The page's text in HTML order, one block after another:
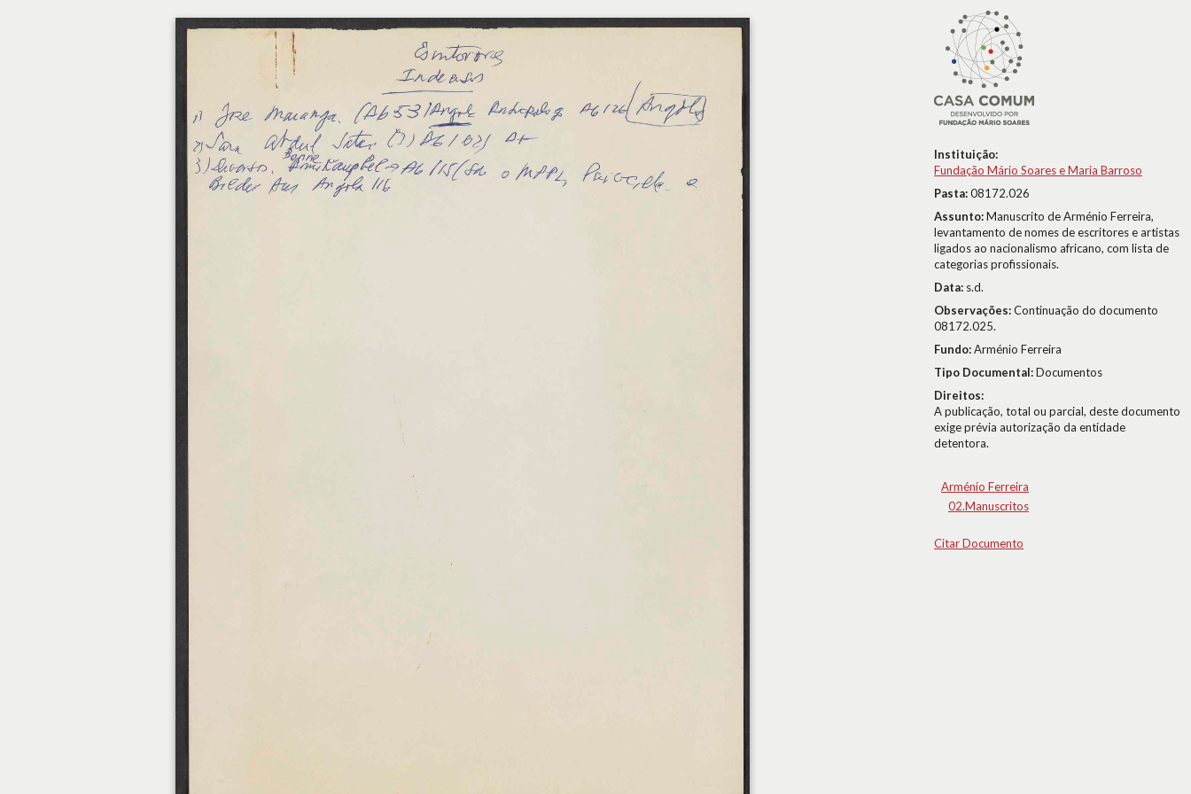
Instituição:
Fundação Mário Soares e Maria Barroso
Pasta:08172.026
Assunto:Manuscrito de Arménio Ferreira,
levantamento de nomes de escritores e artistas
ligados ao nacionalismo africano, com lista de
categorias profissionais.
Data: s.d.
Observações:Continuação do documento
08172.025.
Fundo:Arménio Ferreira
Tipo Documental:Documentos
Direitos:
A publicação, total ou parcial, deste documento
exige prévia autorização da entidade
detentora.
Arménio Ferreira
02.Manuscritos
Citar Documento